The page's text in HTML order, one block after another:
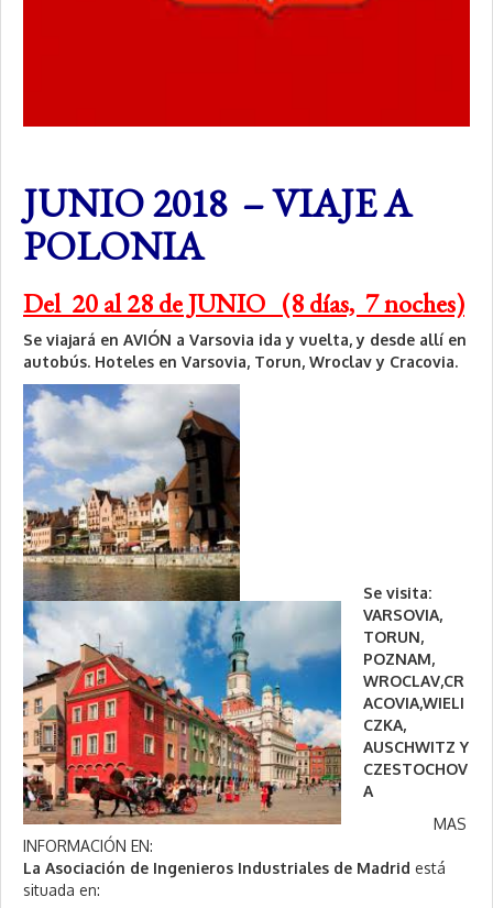
JUNIO 2018 – VIAJE A
POLONIA
Del 20 al 28 de JUNIO (8 días, 7 noches)
Se viajará en AVIÓN a Varsovia ida y vuelta, y desde allí en
autobús. Hoteles en Varsovia, Torun, Wroclav y Cracovia.
Se visita:
VARSOVIA,
TORUN,
POZNAM,
WROCLAV,CR
ACOVIA,WIELI
CZKA,
AUSCHWITZ Y
CZESTOCHOV
A
MAS
INFORMACIÓN EN:
La Asociación de Ingenieros Industriales de Madrid está
situada en: